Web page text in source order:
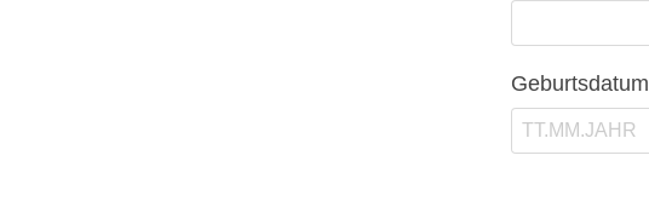
Geburtsdatum